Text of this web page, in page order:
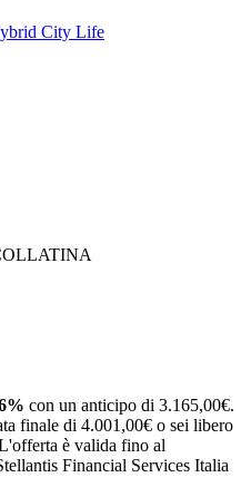
City Life
con un anticipo di 3.165,00€.
finale di 4.001,00€ o sei libero
è valida fino al
Financial Services Italia